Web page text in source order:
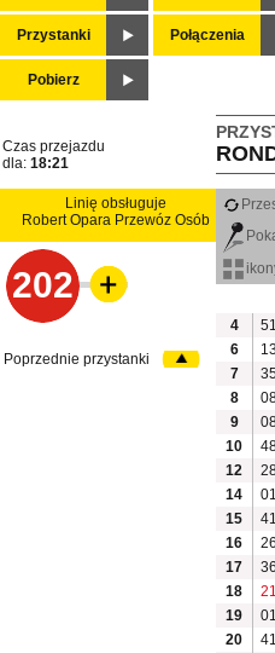
Przystanki Połączenia
Pobierz
Czas przejazdu
dla: 18:21
Linię obsługuje
Robert Opara Przewóz Osób
202
4
51
6
7
8
9
10
12
14
01
15
41
16
26
17
36
18
21
19
01
20
41
Poprzednie przystanki